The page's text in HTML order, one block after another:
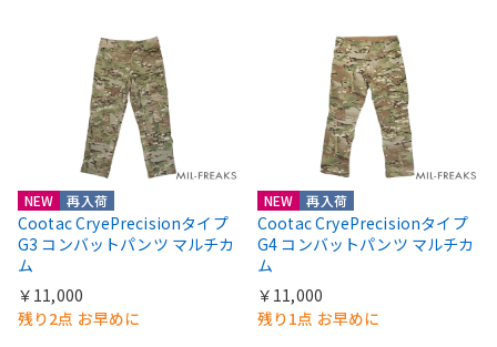
NEW 再入荷
Cootac CryePrecisionタイプ
G3 コンバットパンツ マルチカ
ム
￥11,000
残り2点 お早めに
NEW 再入荷
Cootac CryePrecisionタイプ
G4 コンバットパンツ マルチカ
ム
￥11,000
残り1点 お早めに